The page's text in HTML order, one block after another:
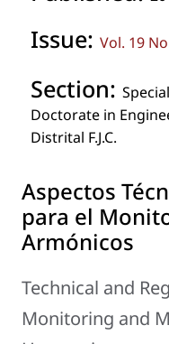
Issue: Vol. 19
Section:
Doctorate in
Distrital F.J.C.
Aspectos
para el
Armónicos
Technical and
Monitoring and